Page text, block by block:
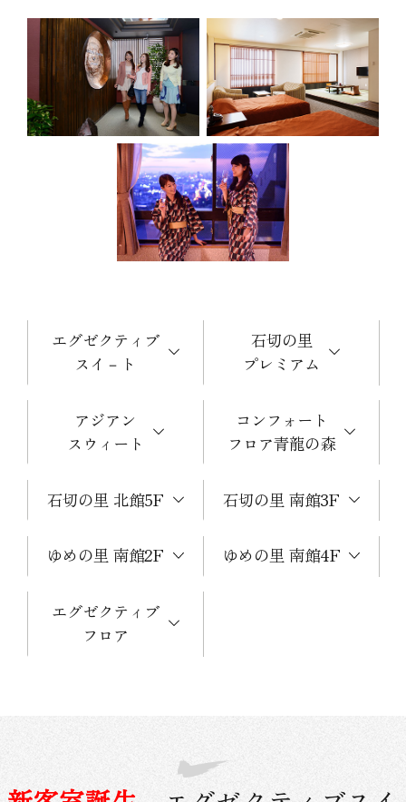
エグゼクティブ
スイ－ト
石切の里
プレミアム
アジアン
スウィート
コンフォート
フロア青龍の森
石切の里 北館5F 石切の里 南館3F
ゆめの里 南館2F ゆめの里 南館4F
エグゼクティブ
フロア